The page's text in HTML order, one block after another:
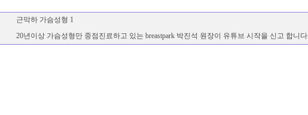
근막하 가슴성형 1
20년이상 가슴성형만 중점진료하고 있는 breastpark 박진석 원장이 유튜브 시작을 신고 합니다.